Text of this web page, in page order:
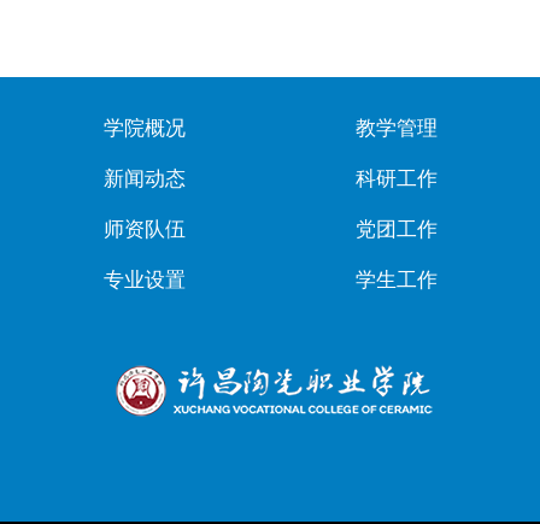
学院概况
新闻动态
师资队伍
专业设置
教学管理
科研工作
党团工作
学生工作